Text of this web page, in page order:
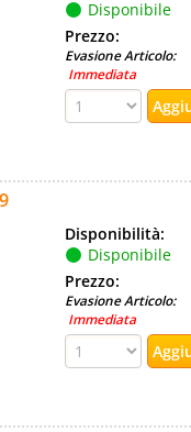
Disponibile
Prezzo:
Evasione Articolo:
Immediata
Disponibilità:
Disponibile
Prezzo:
Evasione Articolo:
Immediata